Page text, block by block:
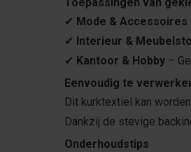
✔ Mode & Accessoires
✔ Interieur &
✔ Kantoor & Hobby –
Eenvoudig te
Dit kurktextiel kan
Dankzij de stevige
Onderhoudstips